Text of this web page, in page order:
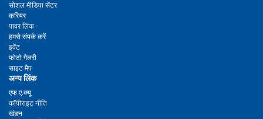
सोशल मीडिया सेंटर
करियर
पावर लिंक
हमसे संपर्क करें
इवेंट
फोटो गैलरी
साइट मैप
अन्य लिंक
एफ.ए.क्यू
कॉपीराइट नीति
खंडन